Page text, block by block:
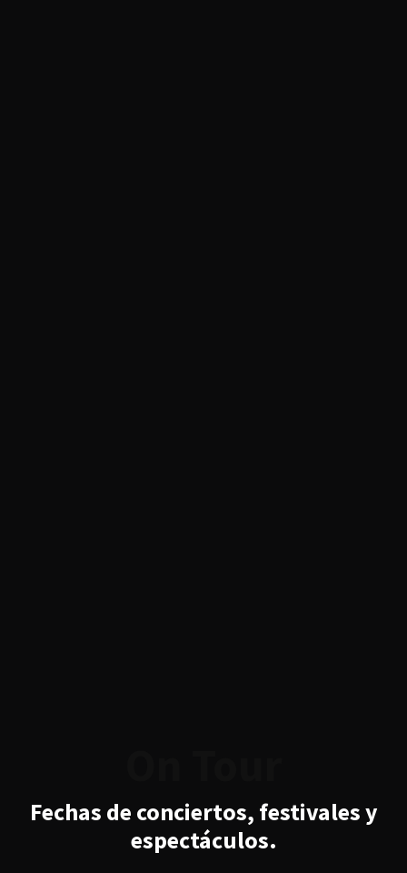
Fechas de conciertos, festivales y
espectáculos.